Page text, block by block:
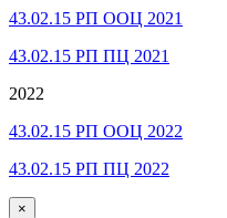
43.02.15 РП ООЦ 2021
43.02.15 РП ПЦ 2021
2022
43.02.15 РП ООЦ 2022
43.02.15 РП ПЦ 2022
×